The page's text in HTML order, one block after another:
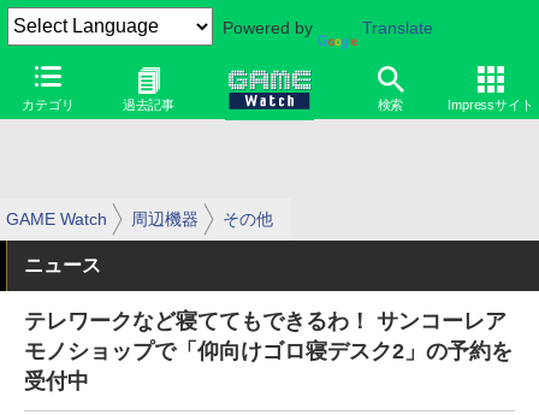
Powered by Translate
カテゴリ 過去記事 検索 Impressサイト
GAME Watch 周辺機器 その他
ニュース
テレワークなど寝ててもできるわ！ サンコーレア
モノショップで「仰向けゴロ寝デスク2」の予約を
受付中